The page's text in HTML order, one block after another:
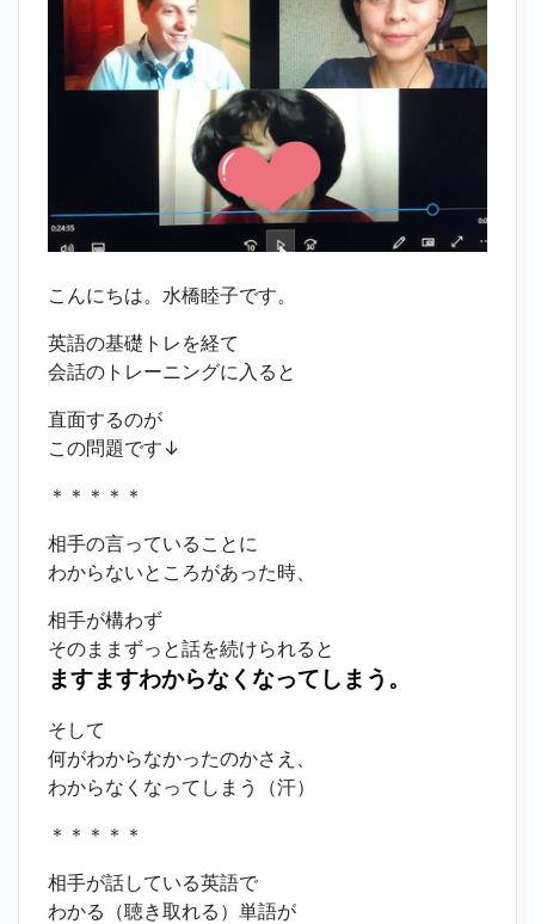
こんにちは。水橋睦子です。
英語の基礎トレを経て
会話のトレーニングに入ると
直面するのが
この問題です↓
＊＊＊＊＊
相手の言っていることに
わからないところがあった時、
相手が構わず
そのままずっと話を続けられると
ますますわからなくなってしまう。
そして
何がわからなかったのかさえ、
わからなくなってしまう（汗）
＊＊＊＊＊
相手が話している英語で
わかる（聴き取れる）単語が